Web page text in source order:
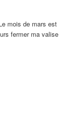
mois de mars est
fermer ma valise